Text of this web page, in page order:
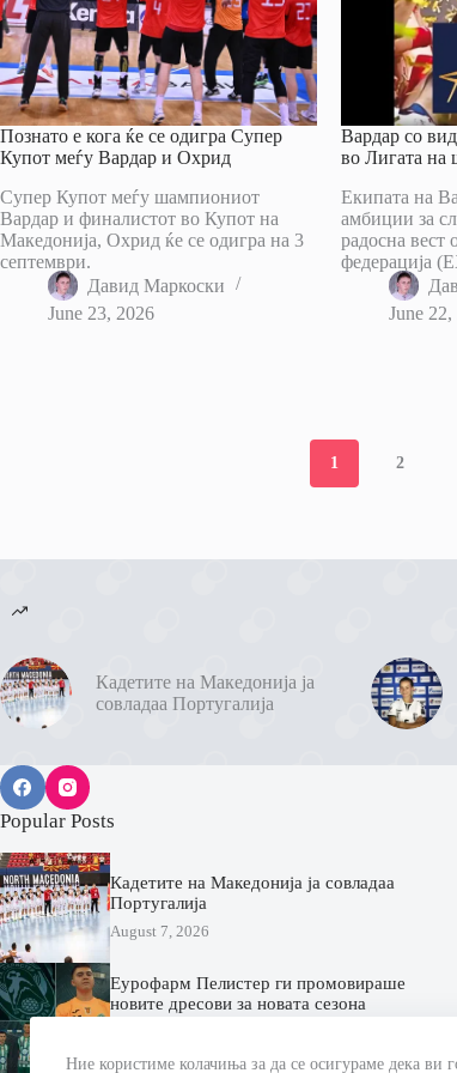
Ние користиме колачиња за да се осигураме дека ви
Познато е кога ќе се одигра Супер
Купот меѓу Вардар и Охрид
Супер Купот меѓу шампиониот
Вардар и финалистот во Купот на
Македонија, Охрид ќе се одигра на 3
септември.
Давид Маркоски
June 23, 2026
Вардар со
во Лигата
Екипата на
амбиции за
радосна вест
федерација
June
1 2
Кадетите на Македонија ја
совладаа Португалија
Popular Posts
Кадетите на Македонија ја совладаа
Португалија
August 7, 2026
Еурофарм Пелистер ги промовираше
новите дресови за новата сезона